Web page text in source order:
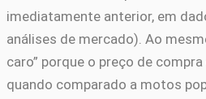
imediatamente anterior, em
análises de mercado). Ao
caro” porque o preço de
quando comparado a motos